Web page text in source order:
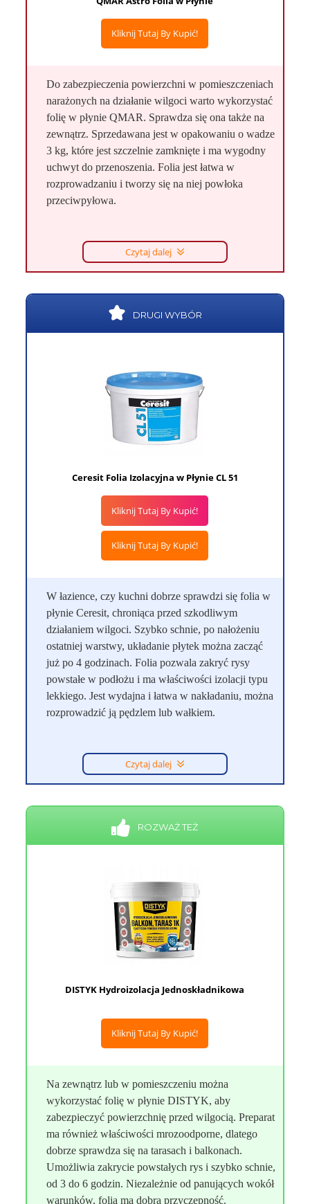
Kliknij Tutaj By Kupić!
Do zabezpieczenia powierzchni w pomieszczeniach
narażonych na działanie wilgoci warto wykorzystać
folię w płynie QMAR. Sprawdza się ona także na
zewnątrz. Sprzedawana jest w opakowaniu o wadze
3 kg, które jest szczelnie zamknięte i ma wygodny
uchwyt do przenoszenia. Folia jest łatwa w
rozprowadzaniu i tworzy się na niej powłoka
przeciwpyłowa.
Czytaj dalej
DRUGI WYBÓR
Ceresit Folia Izolacyjna w Płynie CL 51
Kliknij Tutaj By Kupić!
Kliknij Tutaj By Kupić!
W łazience, czy kuchni dobrze sprawdzi się folia w
płynie Ceresit, chroniąca przed szkodliwym
działaniem wilgoci. Szybko schnie, po nałożeniu
ostatniej warstwy, układanie płytek można zacząć
już po 4 godzinach. Folia pozwala zakryć rysy
powstałe w podłożu i ma właściwości izolacji typu
lekkiego. Jest wydajna i łatwa w nakładaniu, można
rozprowadzić ją pędzlem lub wałkiem.
Czytaj dalej
ROZWAŻ TEŻ
DISTYK Hydroizolacja Jednoskładnikowa
Kliknij Tutaj By Kupić!
Na zewnątrz lub w pomieszczeniu można
wykorzystać folię w płynie DISTYK, aby
zabezpieczyć powierzchnię przed wilgocią. Preparat
ma również właściwości mrozoodporne, dlatego
dobrze sprawdza się na tarasach i balkonach.
Umożliwia zakrycie powstałych rys i szybko schnie,
od 3 do 6 godzin. Niezależnie od panujących wokół
warunków, folia ma dobrą przyczepność.